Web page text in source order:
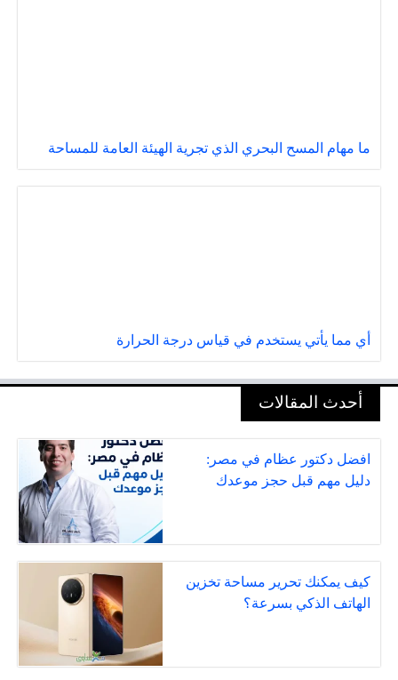
ما مهام المسح البحري الذي تجرية الهيئة العامة للمساحة
أي مما يأتي يستخدم في قياس درجة الحرارة
أحدث المقالات
افضل دكتور عظام في مصر:
دليل مهم قبل حجز موعدك
كيف يمكنك تحرير مساحة تخزين
الهاتف الذكي بسرعة؟